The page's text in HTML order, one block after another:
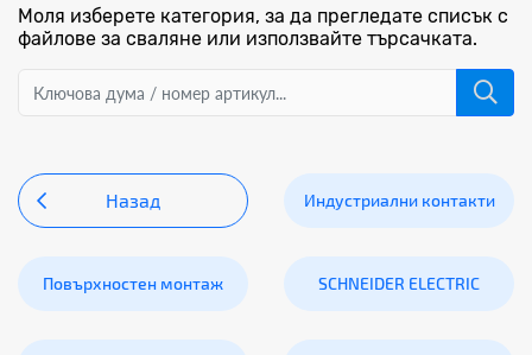
Моля изберете категория, за да прегледате списък с
файлове за сваляне или използвайте търсачката.
Назад Индустриални контакти
Повърхностен монтаж SCHNEIDER ELECTRIC